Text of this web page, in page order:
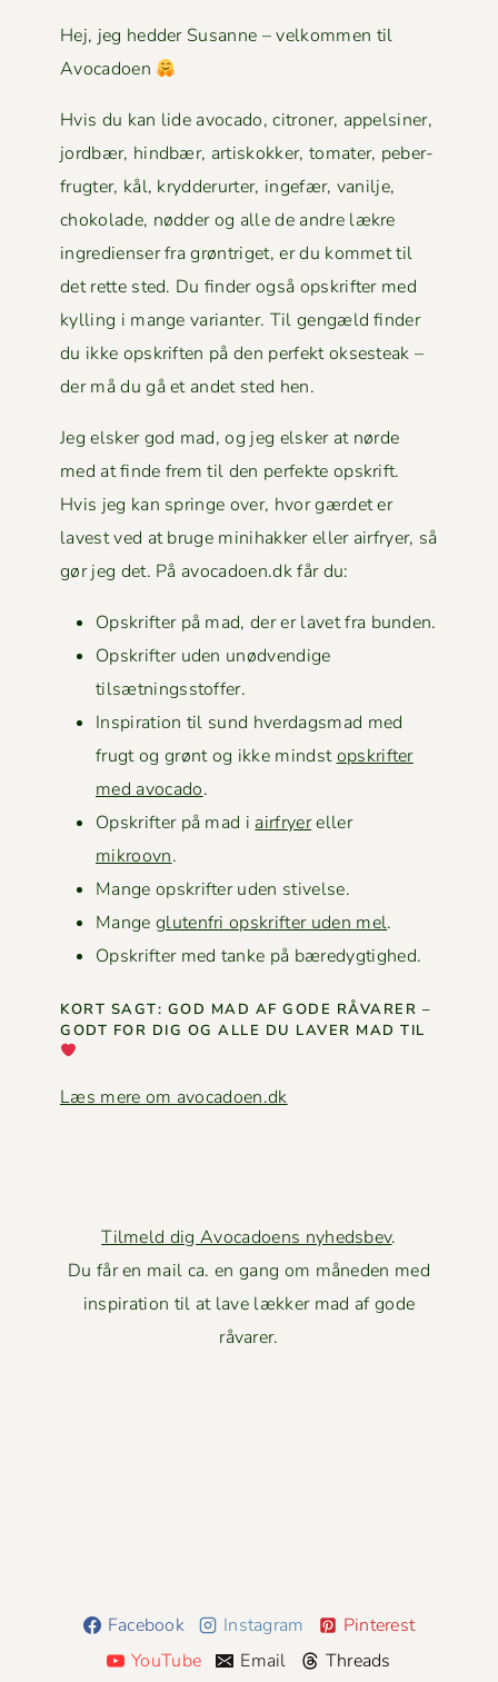
Hej, jeg hed­der Susanne – velkom­men til
Avocadoen
Hvis du kan lide avo­ca­do, cit­roner, appelsin­er,
jord­bær, hind­bær, artiskokker, tomater, peber­
frugter, kål, kry­d­derurter, inge­fær, vanil­je,
choko­lade, nød­der og alle de andre lækre
ingre­di­enser fra grøn­triget, er du kom­met til
det rette sted. Du find­er også opskrifter med
kylling i mange vari­anter. Til gengæld find­er
du ikke opskriften på den per­fekt okses­teak –
der må du gå et andet sted hen.
Jeg elsker god mad, og jeg elsker at nørde
med at finde frem til den per­fek­te opskrift.
Hvis jeg kan springe over, hvor gærdet er
lavest ved at bruge mini­hakker eller air­fry­er, så
gør jeg det. På avocadoen.dk får du:
Opskrifter på mad, der er lavet fra bunden.
Opskrifter uden unød­vendi­ge
tilsætningsstoffer.
Inspi­ra­tion til sund hverdags­mad med
frugt og grønt og ikke mindstopskrifter
med avo­ca­do.
Opskrifter på mad i air­fry­ereller
mikroovn.
Mange opskrifter uden stivelse.
Mange gluten­fri opskrifter uden mel.
Opskrifter med tanke på bæredygtighed.
KORT SAGT: GOD MAD AF GODE RÅVAR­ER –
GODT FOR DIG OG ALLE DU LAVER MAD TIL
Læs mere om avocadoen.dk
Tilmeld dig Avocadoens nyhedsbev.
Du får en mail ca. en gang om måneden med
inspiration til at lave lækker mad af gode
råvarer.
Facebook Instagram
Pinterest
YouTube
Email Threads